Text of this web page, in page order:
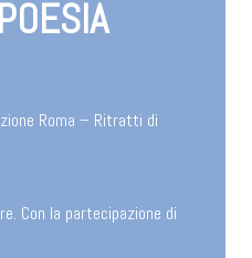
Roma – Ritratti di
Con la partecipazione di